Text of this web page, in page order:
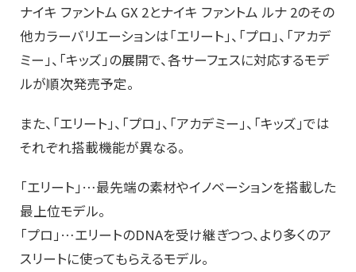
ナイキ ファントム GX 2とナイキ ファントム ルナ 2のその
他カラーバリエーションは「エリート」、「プロ」、「アカデ
ミー」、「キッズ」の展開で、各サーフェスに対応するモデ
ルが順次発売予定。
また、「エリート」、「プロ」、「アカデミー」、「キッズ」では
それぞれ搭載機能が異なる。
「エリート」…最先端の素材やイノベーションを搭載した
最上位モデル。
「プロ」…エリートのDNAを受け継ぎつつ、より多くのア
スリートに使ってもらえるモデル。